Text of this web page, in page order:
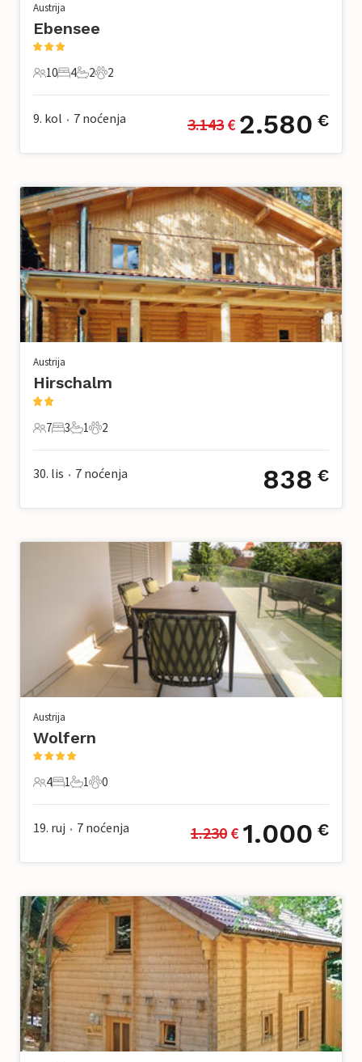
Austrija
Ebensee
10 Gosti
10
4 Spavaće sobe
4
2 Kupaonice
2
2 Kućni ljubimac
2
9. kol • 7 noćenja 3.143 € 2.580 €
Austrija
Hirschalm
7 Gosti
7
3 Spavaće sobe
3
1 Kupaonica
1
2 Kućni ljubimac
2
30. lis • 7 noćenja 838 €
Austrija
Wolfern
4 Gosti
4
1 Spavaća soba
1
1 Kupaonica
1
0 Kućni ljubimac
0
19. ruj • 7 noćenja 1.230 € 1.000 €